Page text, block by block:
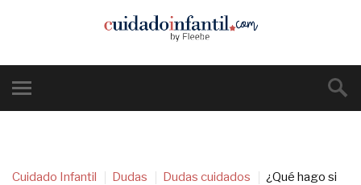
Cuidado Infantil Dudas Dudas cuidados
¿Qué hago si